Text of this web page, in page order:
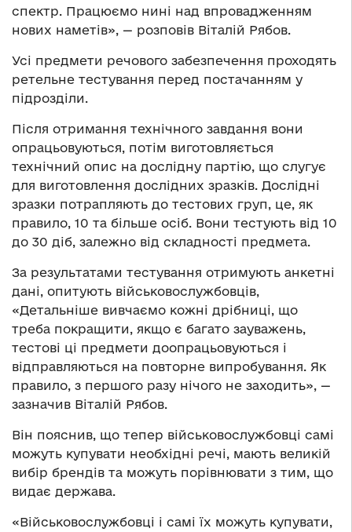
спектр. Працюємо нині над впровадженням
нових наметів», — розповів Віталій Рябов.
Усі предмети речового забезпечення проходять
ретельне тестування перед постачанням у
підрозділи.
Після отримання технічного завдання вони
опрацьовуються, потім виготовляється
технічний опис на дослідну партію, що слугує
для виготовлення дослідних зразків. Дослідні
зразки потрапляють до тестових груп, це, як
правило, 10 та більше осіб. Вони тестують від 10
до 30 діб, залежно від складності предмета.
За результатами тестування отримують анкетні
дані, опитують військовослужбовців,
«Детальніше вивчаємо кожні дрібниці, що
треба покращити, якщо є багато зауважень,
тестові ці предмети доопрацьовуються і
відправляються на повторне випробування. Як
правило, з першого разу нічого не заходить», —
зазначив Віталій Рябов.
Він пояснив, що тепер військовослужбовці самі
можуть купувати необхідні речі, мають великій
вибір брендів та можуть порівнювати з тим, що
видає держава.
«Військовослужбовці і самі їх можуть купувати,